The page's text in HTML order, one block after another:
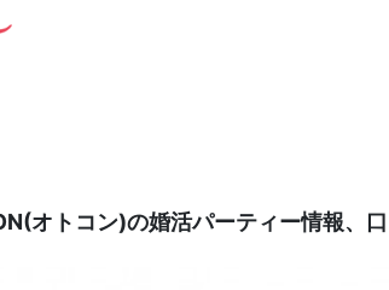
プ
オトコン)の婚活パーティー情報、